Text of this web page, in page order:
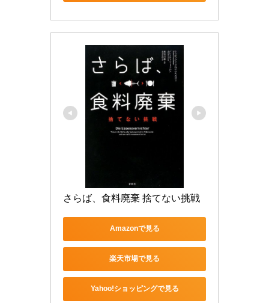
さらば、食料廃棄 捨てない挑戦
Amazonで見る
楽天市場で見る
Yahoo!ショッピングで見る